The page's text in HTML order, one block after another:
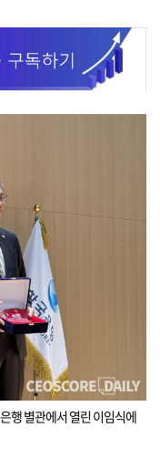
행 별관에서 열린 이임식에